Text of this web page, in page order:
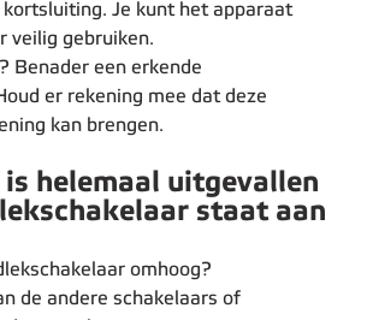
Je kunt het apparaat
veilig gebruiken.
Benader een erkende
er rekening mee dat deze
kan brengen.
is helemaal uitgevallen
staat aan
omhoog?
de andere schakelaars of